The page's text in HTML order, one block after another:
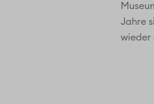
Jahre
wieder